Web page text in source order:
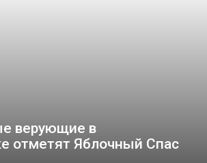
верующие в
отметят Яблочный Спас